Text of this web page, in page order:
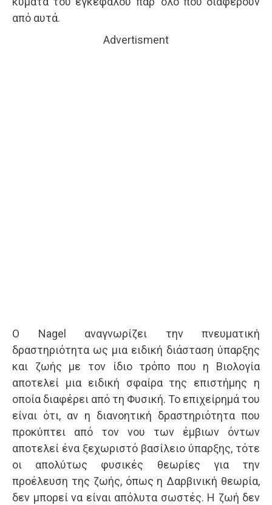
από αυτά.
Advertisment
Ο Nagel αναγνωρίζει την πνευματική
δραστηριότητα ως μια ειδική διάσταση ύπαρξης
και ζωής με τον ίδιο τρόπο που η Βιολογία
αποτελεί μια ειδική σφαίρα της επιστήμης η
οποία διαφέρει από τη Φυσική. Το επιχείρημά του
είναι ότι, αν η διανοητική δραστηριότητα που
προκύπτει από τον νου των έμβιων όντων
αποτελεί ένα ξεχωριστό βασίλειο ύπαρξης, τότε
οι απολύτως φυσικές θεωρίες για την
προέλευση της ζωής, όπως η Δαρβινική θεωρία,
δεν μπορεί να είναι απόλυτα σωστές. Η ζωή δεν